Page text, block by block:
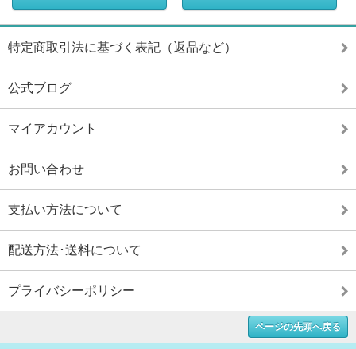
特定商取引法に基づく表記（返品など）
公式ブログ
マイアカウント
お問い合わせ
支払い方法について
配送方法･送料について
プライバシーポリシー
ページの先頭へ戻る